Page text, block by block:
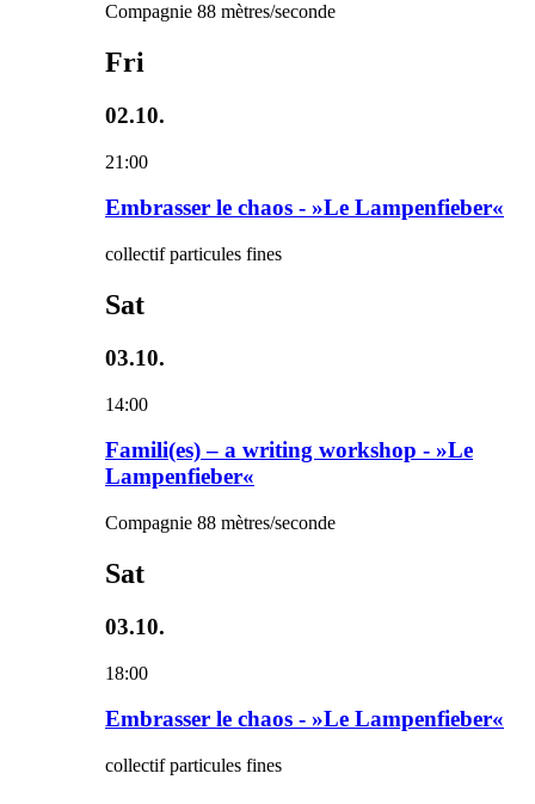
Compagnie 88 mètres/seconde
Fri
02.10.
21:00
Embrasser le chaos - »Le Lampenfieber«
collectif particules fines
Sat
03.10.
14:00
Famili(es) – a writing workshop - »Le
Lampenfieber«
Compagnie 88 mètres/seconde
Sat
03.10.
18:00
Embrasser le chaos - »Le Lampenfieber«
collectif particules fines